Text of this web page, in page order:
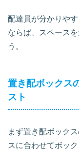
配達員が分かりや
ならば、スペース
う。
置き配ボックス
スト
まず置き配ボック
スに合わせてボッ